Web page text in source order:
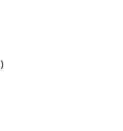
)